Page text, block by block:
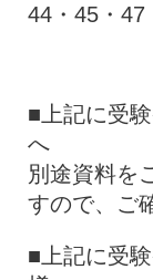
44・45・47
■上記に受
へ
別途資料を
すので、ご
■上記に受